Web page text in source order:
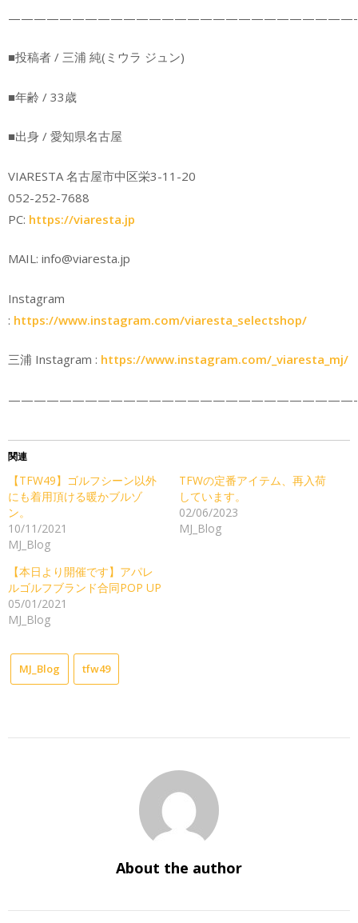
———————————————————————————-
■投稿者 / 三浦 純(ミウラ ジュン)
■年齢 / 33歳
■出身 / 愛知県名古屋
VIARESTA 名古屋市中区栄3-11-20
052-252-7688
PC: https://viaresta.jp
MAIL: info@viaresta.jp
Instagram
: https://www.instagram.com/viaresta_selectshop/
三浦 Instagram : https://www.instagram.com/_viaresta_mj/
———————————————————————————-
関連
【TFW49】ゴルフシーン以外
にも着用頂ける暖かブルゾ
ン。
10/11/2021
MJ_Blog
TFWの定番アイテム、再入荷
しています。
02/06/2023
MJ_Blog
【本日より開催です】アパレ
ルゴルフブランド合同POP UP
05/01/2021
MJ_Blog
MJ_Blog tfw49
About the author